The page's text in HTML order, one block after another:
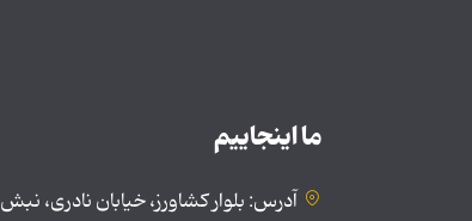
ما اینجاییم
آدرس: بلوار کشاورز، خیابان نادری، نبش